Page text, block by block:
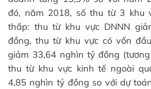
đó, năm 2018, số thu từ 3 khu
thấp: thu từ khu vực DNNN
đồng, thu từ khu vực có vốn
giảm 33,64 nghìn tỷ đồng
thu từ khu vực kinh tế ngoài
4,85 nghìn tỷ đồng so với dự